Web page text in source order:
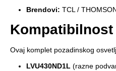
Brendovi: TCL /
Ovaj komplet pozadinskog
LVU430ND1L (razne